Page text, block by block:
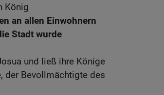
König
an allen Einwohnern
Stadt wurde
und ließ ihre Könige
der Bevollmächtigte des